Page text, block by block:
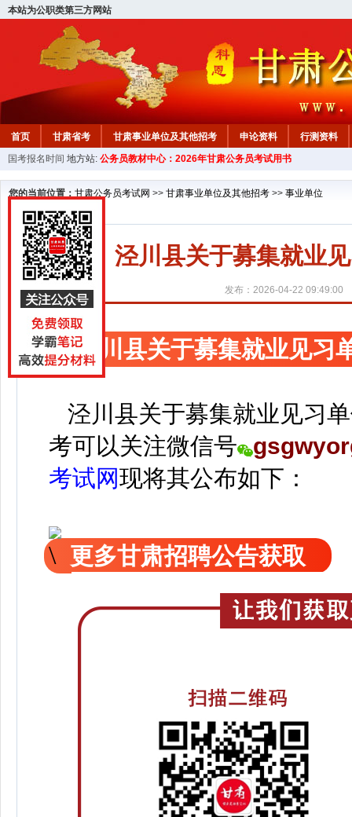
本站为公职类第三方网站
首页 甘肃省考 甘肃事业单位及其他招考 申论资料
行测资料
国考报名时间 地方站: 公务员教材中心：2026年甘肃公务员考试用书
您的当前位置： 甘肃公务员考试网 >> 甘肃事业单位及其他招考 >> 事业单位
泾川县关于募集就业
发布：2026-04-22 09:49:00
泾川县关于募集就业见习
泾川县关于募集就业见习
考可以关注微信号
考试网现将其公布如下：
更多甘肃招聘公告获取